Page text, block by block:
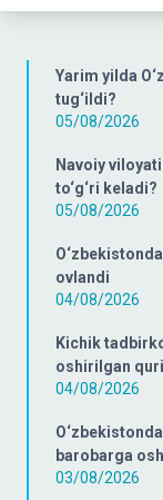
Yarim yilda
tug‘ildi?
05/08/2026
Navoiy
to‘g‘ri keladi?
05/08/2026
ovlandi
04/08/2026
Kichik
oshirilgan
04/08/2026
barobarga
03/08/2026